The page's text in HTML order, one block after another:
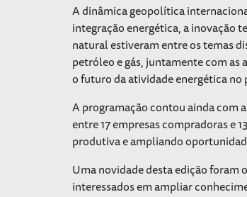
A dinâmica geopolítica
integração energética, a inovação
natural estiveram entre os temas
petróleo e gás, juntamente com as
o futuro da atividade energética no
A programação contou ainda com
entre 17 empresas compradoras e
produtiva e ampliando
Uma novidade desta edição foram
interessados em ampliar